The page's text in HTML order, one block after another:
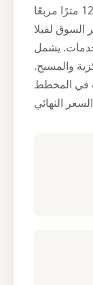
هذا المبلغ مساحة المعيشة البالغة 120 مترًا مربعًا
هذا سعر السوق لفيلا
يشمل
والمسبح.
في المخطط